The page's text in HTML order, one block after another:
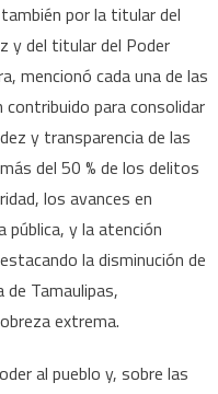
por la titular del
y del titular del Poder
mencionó cada una de las
contribuido para consolidar
y transparencia de las
del 50 % de los delitos
los avances en
pública, y la atención
la disminución de
Tamaulipas,
extrema.
al pueblo y, sobre las